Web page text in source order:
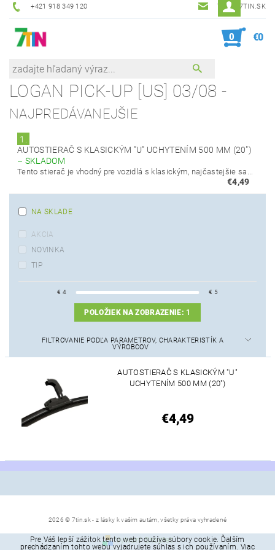
+421 918 349 120 7TIN@7TIN.SK
0 €0
LOGAN PICK-UP [US] 03/08 -
NAJPREDÁVANEJŠIE
1.
AUTOSTIERAČ S KLASICKÝM "U" UCHYTENÍM 500 MM (20")
– SKLADOM
Tento stierač je vhodný pre vozidlá s klasickým, najčastejšie sa...
€4,49
NA SKLADE
AKCIA
NOVINKA
TIP
€ 4 € 5
POLOŽIEK NA ZOBRAZENIE: 1
FILTROVANIE PODĽA PARAMETROV, CHARAKTERISTÍK A
VÝROBCOV
AUTOSTIERAČ S KLASICKÝM "U"
UCHYTENÍM 500 MM (20")
€4,49
2026 © 7tin.sk - z lásky k vašim autám, všetky práva vyhradené
Vytvoril Shoptet
Pre Váš lepší zážitok tento web používa súbory cookie. Ďalším
prechádzaním tohto webu vyjadrujete súhlas s ich používaním. Viac